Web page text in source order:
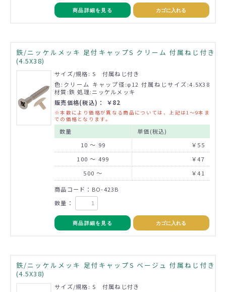
商品詳細を見る カゴに入れる
鉄/ニッケルメッキ 足付キャップS クリーム 付属ねじ付き
(4.5X38)
サイズ/規格: S 付属ねじ付き
色:クリーム キャップ径:φ12 付属ねじサイズ:4.5X38
材質:鉄 処理:ニッケルメッキ
販売価格(税込)： ￥82
※本数により価格が異なる商品については、上記は1～9本ま
での価格となります。
数量
単価(税込)
10 ～ 99
￥55
100 ～ 499
￥47
500 ～
￥41
商品コード：BO-423B
数量：
商品詳細を見る カゴに入れる
鉄/ニッケルメッキ 足付キャップS ベージュ 付属ねじ付き
(4.5X38)
サイズ/規格: S 付属ねじ付き